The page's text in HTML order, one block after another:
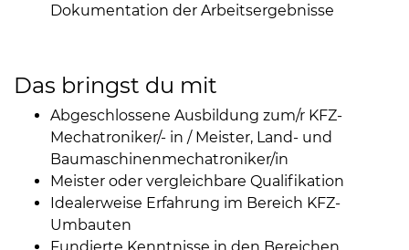
Dokumentation der Arbeitsergebnisse
Das bringst du mit
Abgeschlossene Ausbildung zum/r KFZ-
Mechatroniker/- in / Meister, Land- und
Baumaschinenmechatroniker/in
Meister oder vergleichbare Qualifikation
Idealerweise Erfahrung im Bereich KFZ-
Umbauten